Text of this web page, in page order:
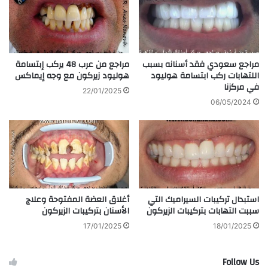
مراجع سعودي فقد أسنانه بسبب
اللتهابات ركب ابتسامة هوليود
في مركزنا
06/05/2024
مراجع من عرب 48 يركب إبتسامة
هوليود زيركون مع وجه إيماكس
22/01/2025
استبدال تركيبات السيراميك التي
سببت التهابات بتركيبات الزيركون
18/01/2025
أغلاق العضة المفتوحة وعلاج
الأسنان بتركيبات الزيركون
17/01/2025
Follow Us